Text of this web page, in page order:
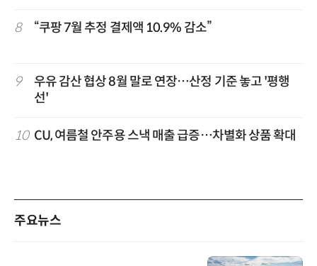
8 “쿠팡 7월 추정 결제액 10.9% 감소”
9
우유 감산 협상 8월 말로 연장…산정 기준 놓고 '평행
선'
10 CU, 여름철 안주용 스낵 매출 급증…차별화 상품 확대
주요뉴스